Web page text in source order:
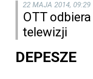
22 MAJA 2014, 09:29
OTT
telewizji
DEPESZE